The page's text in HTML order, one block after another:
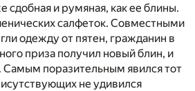
сдобная и румяная, как ее блины.
салфеток. Совместными
одежду от пятен, гражданин в
приза получил новый блин, и
Самым поразительным явился тот
не удивился